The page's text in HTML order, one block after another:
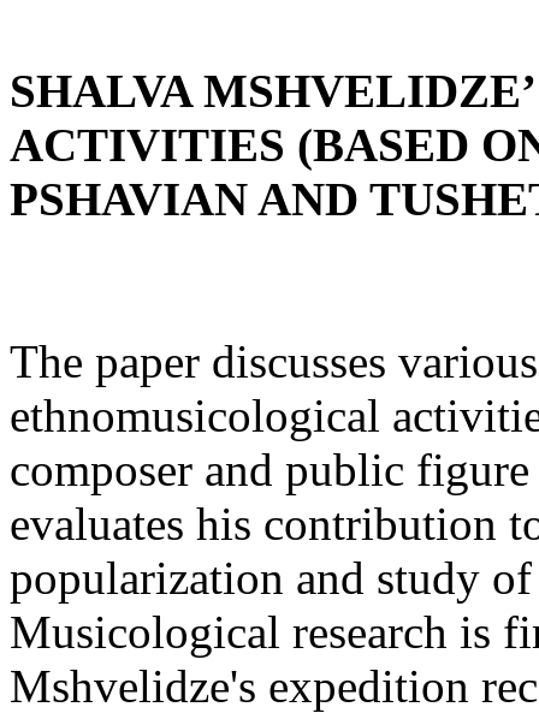
SHALVA
ACTIVITIES (BASED
PSHAVIAN AND
The paper discusses
ethnomusicological
composer and public
evaluates his contribution
popularization and study
Musicological research is
Mshvelidze's expedition